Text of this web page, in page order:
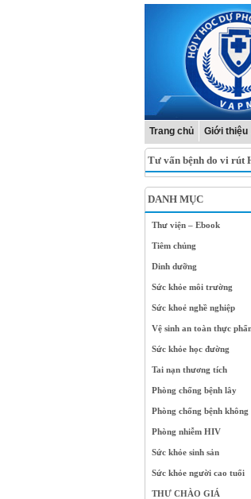
Trang chủ Giới thiệu
Tư vấn bệnh do vi rút
DANH MỤC
Thư viện – Ebook
Tiêm chủng
Dinh dưỡng
Sức khỏe môi trường
Sức khoẻ nghề nghiệp
Vệ sinh an toàn thực
Sức khỏe học đường
Tai nạn thương tích
Phòng chống bệnh lây
Phòng chống bệnh
Phòng nhiễm HIV
Sức khỏe sinh sản
Sức khỏe người cao tuổi
THƯ CHÀO GIÁ